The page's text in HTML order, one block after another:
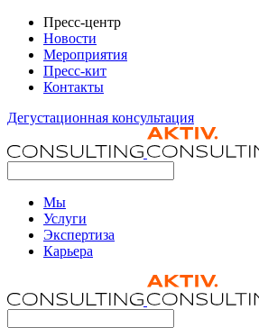
Пресс-центр
Новости
Мероприятия
Пресс-кит
Контакты
Дегустационная консультация
Мы
Услуги
Экспертиза
Карьера